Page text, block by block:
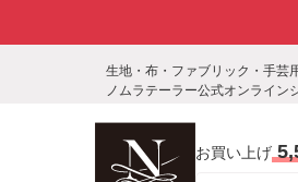
生地・布・ファブリック・手芸
ノムラテーラー公式オンライン
お買い上げ